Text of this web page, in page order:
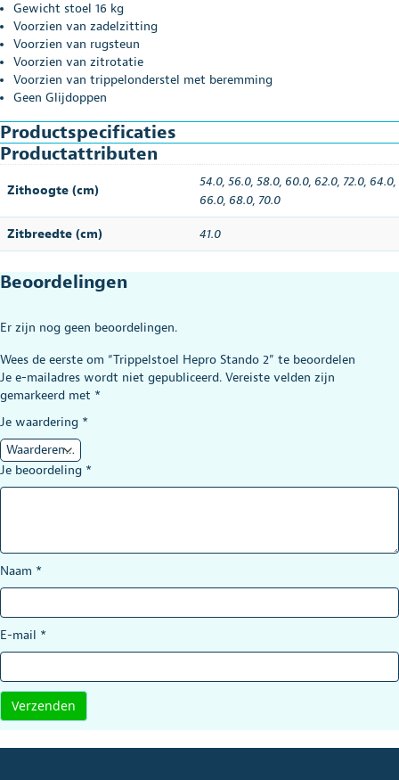
Gewicht stoel 16 kg
Voorzien van zadelzitting
Voorzien van rugsteun
Voorzien van zitrotatie
Voorzien van trippelonderstel met beremming
Geen Glijdoppen
Productspecificaties
Productattributen
Zithoogte (cm)
54.0, 56.0, 58.0, 60.0, 62.0, 72.0, 64.0,
66.0, 68.0, 70.0
Zitbreedte (cm) 41.0
Beoordelingen
Er zijn nog geen beoordelingen.
Wees de eerste om “Trippelstoel Hepro Stando 2” te beoordelen
Je e-mailadres wordt niet gepubliceerd. Vereiste velden zijn
gemarkeerd met *
Je waardering *
Je beoordeling *
Naam *
E-mail *